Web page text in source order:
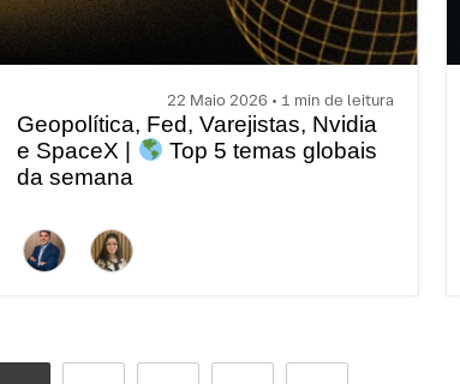
22 Maio 2026 • 1 min de leitura
Geopolítica, Fed, Varejistas, Nvidia
e SpaceX |
Top 5 temas globais
da semana